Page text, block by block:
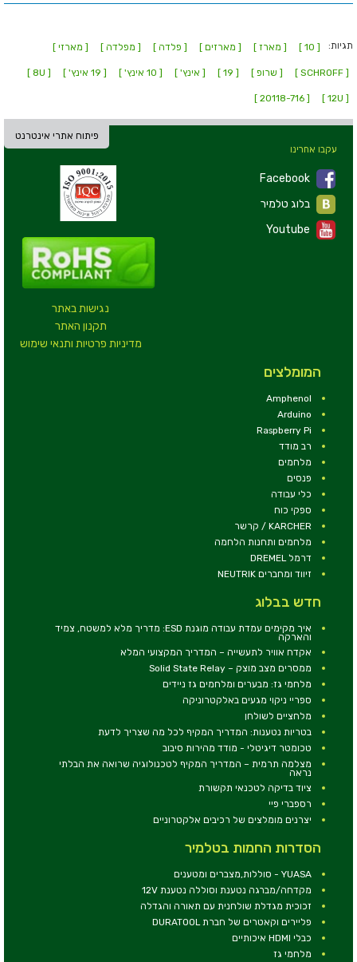
תגיות: [ 10 ] [ מארז ] [ מארזים ] [ פלדה ] [ מפלדה ] [ מארזי ]
[ SCHROFF ] [ שרופ ] [ 19 ] [ אינץ' ] [ 10 אינץ' ] [ 19 אינץ' ] [ 8U ]
[ 12U ]
[ 20118-716 ]
פיתוח אתרי אינטרנט
נגישות באתר
תקנון האתר
מדיניות פרטיות ותנאי שימוש
עקבו אחרינו
Facebook
Youtube
המומלצים
Amphenol
Arduino
Raspberry Pi
רב מודד
מלחמים
פנסים
כלי עבודה
ספקי כוח
KARCHER / קרשר
מלחמים ותחנות הלחמה
דרמל DREMEL
זיווד ומחברים NEUTRIK
חדש בבלוג
איך מקימים עמדת עבודה מוגנת ESD: מדריך מלא למשטח, צמיד
והארקה
אקדח אוויר לתעשייה – המדריך המקצועי המלא
ממסרים מצב מוצק – Solid State Relay
מלחמי גז: מבערים ומלחמים גז ניידים
ספריי ניקוי מגעים באלקטרוניקה
מלחציים לשולחן
בטריות נטענות: המדריך המקיף לכל מה שצריך לדעת
טכומטר דיגיטלי - מודד מהירות סיבוב
מצלמה תרמית – המדריך המקיף לטכנולוגיה שרואה את הבלתי
נראה
ציוד בדיקה לטכנאי תקשורת
רספברי פיי
יצרנים מומלצים של רכיבים אלקטרוניים
הסדרות החמות בטלמיר
YUASA - סוללות,מצברים ומטענים
מקדחה/מברגה נטענת וסוללה נטענת 12V
זכוכית מגדלת שולחנית עם תאורה והגדלה
פליירים וקאטרים של חברת DURATOOL
כבלי HDMI איכותיים
מלחמי גז